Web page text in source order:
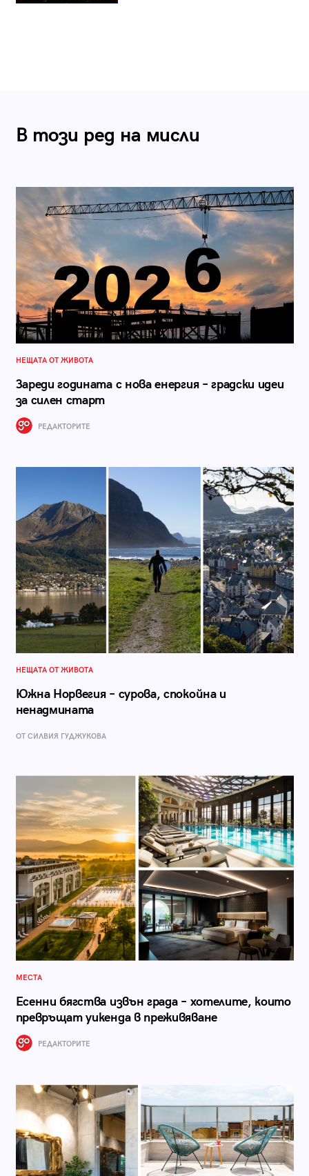
В този ред на мисли
НЕЩАТА ОТ ЖИВОТА
Зареди годината с нова енергия – градски идеи
за силен старт
РЕДАКТОРИТЕ
НЕЩАТА ОТ ЖИВОТА
Южна Норвегия – сурова, спокойна и
ненадмината
ОТ СИЛВИЯ ГУДЖУКОВА
МЕСТА
Есенни бягства извън града – хотелите, които
превръщат уикенда в преживяване
РЕДАКТОРИТЕ